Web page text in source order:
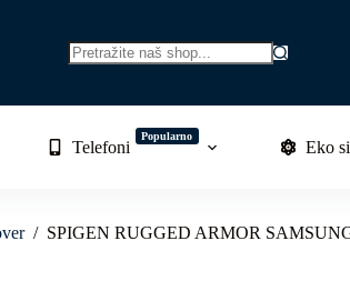
Telefoni
Popularno
Eko
/ SPIGEN RUGGED ARMOR